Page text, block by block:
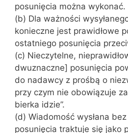
posunięcia można wykonać.
(b) Dla ważności
konieczne jest prawidłowe
ostatniego posunięcia
(c) Nieczytelne,
dwuznaczne] posunięcia
do nadawcy z prośbą o
przy czym nie obowiązuje
bierka idzie”.
(d) Wiadomość wysłana bez
posunięcia traktuje się jako